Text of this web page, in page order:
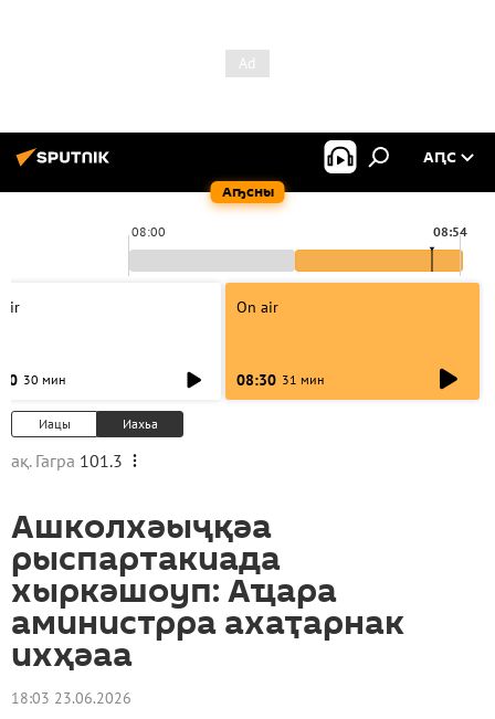
Аҧсны
АԤС
08:00 08:54
30 мин
On air
08:30 31 мин
Иацы Иахьа
ақ. Гагра 101.3
Ашколхәыҷқәа
рыспартакиада
хыркәшоуп: Аҵара
аминистрра ахаҭарнак
ихҳәаа
18:03 23.06.2026